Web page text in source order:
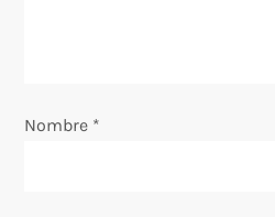
n
Nombre *